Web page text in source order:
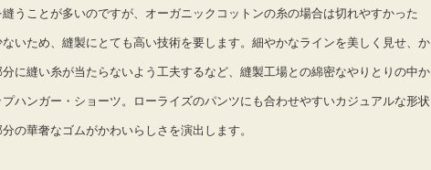
うことが多いのですが、オーガニックコットンの糸の場合は切れやすかった
ないため、縫製にとても高い技術を要します。細やかなラインを美しく見せ、か
に縫い糸が当たらないよう工夫するなど、縫製工場との綿密なやりとりの中か
プハンガー・ショーツ。ローライズのパンツにも合わせやすいカジュアルな形状
の華奢なゴムがかわいらしさを演出します。